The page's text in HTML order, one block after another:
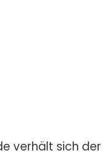
verhält sich der